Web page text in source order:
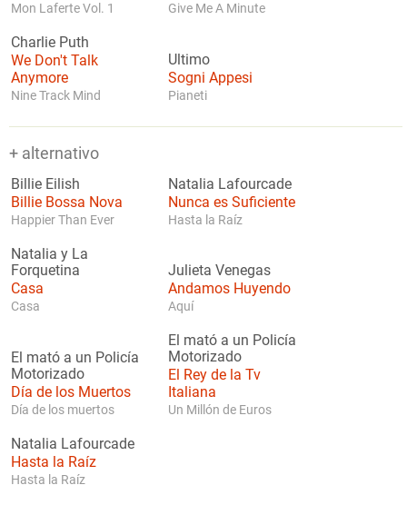
Mon Laferte Vol. 1 Give Me A Minute
Charlie Puth
We Don't Talk
Anymore
Nine Track Mind
Ultimo
Sogni Appesi
Pianeti
+ alternativo
Billie Eilish
Billie Bossa Nova
Happier Than Ever
Natalia Lafourcade
Nunca es Suficiente
Hasta la Raíz
Natalia y La
Forquetina
Casa
Casa
Julieta Venegas
Andamos Huyendo
Aquí
El mató a un Policía
Motorizado
Día de los Muertos
Día de los muertos
El mató a un Policía
Motorizado
El Rey de la Tv
Italiana
Un Millón de Euros
Natalia Lafourcade
Hasta la Raíz
Hasta la Raíz